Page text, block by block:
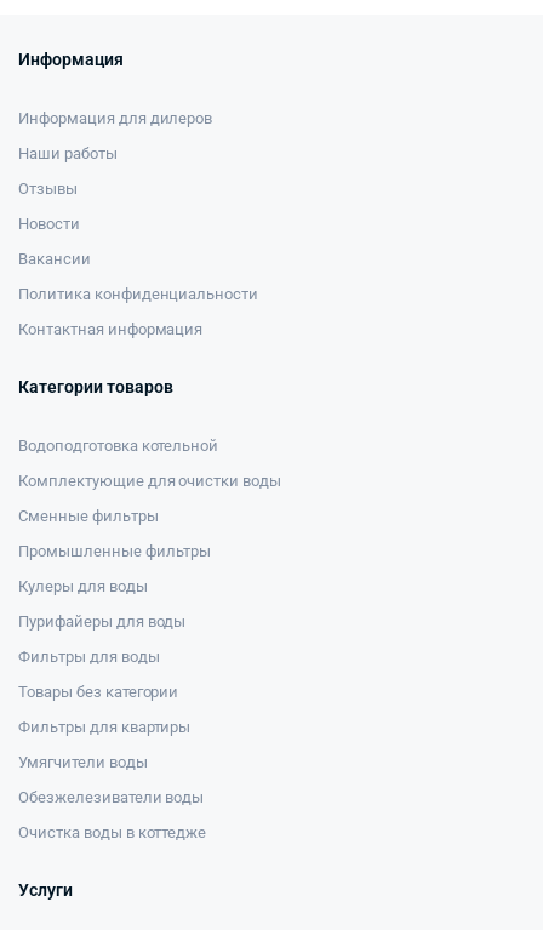
Информация
Информация для дилеров
Наши работы
Отзывы
Новости
Вакансии
Политика конфиденциальности
Контактная информация
Категории товаров
Водоподготовка котельной
Комплектующие для очистки воды
Сменные фильтры
Промышленные фильтры
Кулеры для воды
Пурифайеры для воды
Фильтры для воды
Товары без категории
Фильтры для квартиры
Умягчители воды
Обезжелезиватели воды
Очистка воды в коттедже
Услуги